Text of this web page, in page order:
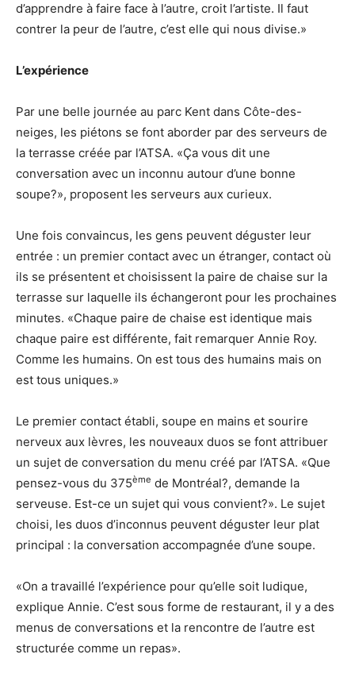
d’apprendre à faire face à l’autre, croit l’artiste. Il faut
contrer la peur de l’autre, c’est elle qui nous divise.»
L’expérience
Par une belle journée au parc Kent dans Côte-des-
neiges, les piétons se font aborder par des serveurs de
la terrasse créée par l’ATSA. «Ça vous dit une
conversation avec un inconnu autour d’une bonne
soupe?», proposent les serveurs aux curieux.
Une fois convaincus, les gens peuvent déguster leur
entrée : un premier contact avec un étranger, contact où
ils se présentent et choisissent la paire de chaise sur la
terrasse sur laquelle ils échangeront pour les prochaines
minutes. «Chaque paire de chaise est identique mais
chaque paire est différente, fait remarquer Annie Roy.
Comme les humains. On est tous des humains mais on
est tous uniques.»
Le premier contact établi, soupe en mains et sourire
nerveux aux lèvres, les nouveaux duos se font attribuer
un sujet de conversation du menu créé par l’ATSA. «Que
pensez-vous du 375ème de Montréal?, demande la
serveuse. Est-ce un sujet qui vous convient?». Le sujet
choisi, les duos d’inconnus peuvent déguster leur plat
principal : la conversation accompagnée d’une soupe.
«On a travaillé l’expérience pour qu’elle soit ludique,
explique Annie. C’est sous forme de restaurant, il y a des
menus de conversations et la rencontre de l’autre est
structurée comme un repas».